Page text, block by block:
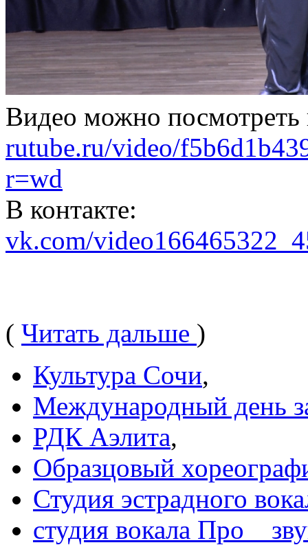
Видео можно посмотреть
rutube.ru/video/
r=wd
В контакте:
vk.com/
( Читать дальше )
Культура Сочи,
Международный день
РДК Аэлита,
Образцовый
Студия эстрадного
студия вокала Про _